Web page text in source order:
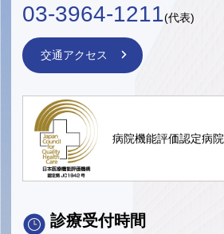
03-3964-1211(代表)
交通アクセス
病院機能評価認定病院
診療受付時間